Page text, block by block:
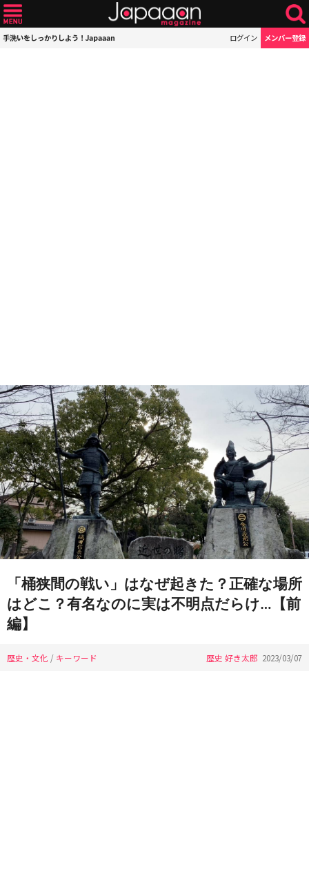
手洗いをしっかりしよう！Japaaan ログイン メンバー登録
「桶狭間の戦い」はなぜ起きた？正確な場所
はどこ？有名なのに実は不明点だらけ…【前
編】
歴史・文化 / キーワード 歴史 好き太郎 2023/03/07